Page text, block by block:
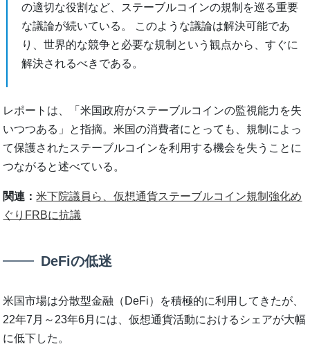
の適切な役割など、ステーブルコインの規制を巡る重要
な議論が続いている。 このような議論は解決可能であ
り、世界的な競争と必要な規制という観点から、すぐに
解決されるべきである。
レポートは、「米国政府がステーブルコインの監視能力を失
いつつある」と指摘。米国の消費者にとっても、規制によっ
て保護されたステーブルコインを利用する機会を失うことに
つながると述べている。
関連：米下院議員ら、仮想通貨ステーブルコイン規制強化め
ぐりFRBに抗議
DeFiの低迷
米国市場は分散型金融（DeFi）を積極的に利用してきたが、
22年7月～23年6月には、仮想通貨活動におけるシェアが大幅
に低下した。